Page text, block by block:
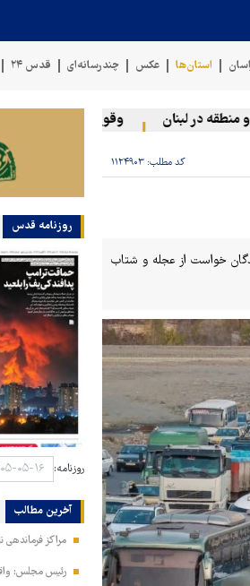
استان‌ها عکس چندرسانه‌ای قدس ۲۴
در لبنان وقوع حادثه دریایی در
کد مطلب: ۱۱۲۴۹۰۳
خواست از عجله و شتاب
روزنامه قدس
روزنامه:
آخرین مطالب
مراکز
رئیس مجلس: